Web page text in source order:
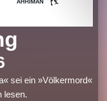
sei ein »Völkermord«
lesen.